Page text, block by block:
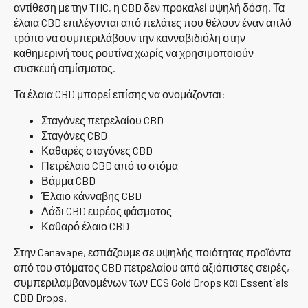
αντίθεση με την THC, η CBD δεν προκαλεί υψηλή δόση. Τα
έλαια CBD επιλέγονται από πελάτες που θέλουν έναν απλό
τρόπο να συμπεριλάβουν την κανναβιδιόλη στην
καθημερινή τους ρουτίνα χωρίς να χρησιμοποιούν
συσκευή ατμίσματος.
Τα έλαια CBD μπορεί επίσης να ονομάζονται:
Σταγόνες πετρελαίου CBD
Σταγόνες CBD
Καθαρές σταγόνες CBD
Πετρέλαιο CBD από το στόμα
Βάμμα CBD
Έλαιο κάνναβης CBD
Λάδι CBD ευρέος φάσματος
Καθαρό έλαιο CBD
Στην Canavape, εστιάζουμε σε υψηλής ποιότητας προϊόντα
από του στόματος CBD πετρελαίου από αξιόπιστες σειρές,
συμπεριλαμβανομένων των ECS Gold Drops και Essentials
CBD Drops.